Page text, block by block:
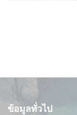
ข้อมูลทั่วไป